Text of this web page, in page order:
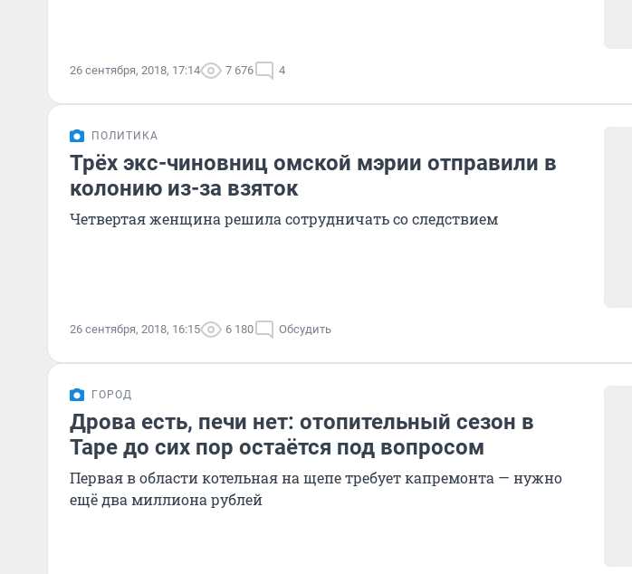
26 сентября, 2018, 17:14 7 676 4
ПОЛИТИКА
Трёх экс-чиновниц омской мэрии отправили в
колонию из-за взяток
Четвертая женщина решила сотрудничать со следствием
26 сентября, 2018, 16:15 6 180 Обсудить
ГОРОД
Дрова есть, печи нет: отопительный сезон в
Таре до сих пор остаётся под вопросом
Первая в области котельная на щепе требует капремонта — нужно
ещё два миллиона рублей